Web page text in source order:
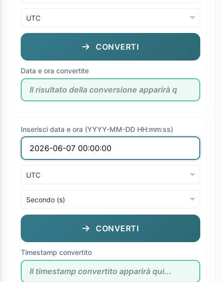
CONVERTI
Data e ora convertite
Inserisci data e ora (YYYY-MM-DD HH:mm:ss)
CONVERTI
Timestamp convertito